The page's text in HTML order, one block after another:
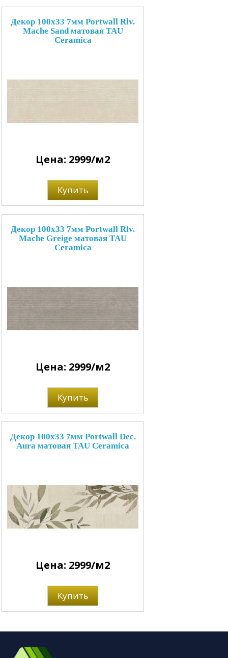
Декор 100x33 7мм Portwall Rlv.
Mache Sand матовая TAU
Ceramica
Цена: 2999/м2
Купить
Декор 100x33 7мм Portwall Rlv.
Mache Greige матовая TAU
Ceramica
Цена: 2999/м2
Купить
Декор 100x33 7мм Portwall Dec.
Aura матовая TAU Ceramica
Цена: 2999/м2
Купить